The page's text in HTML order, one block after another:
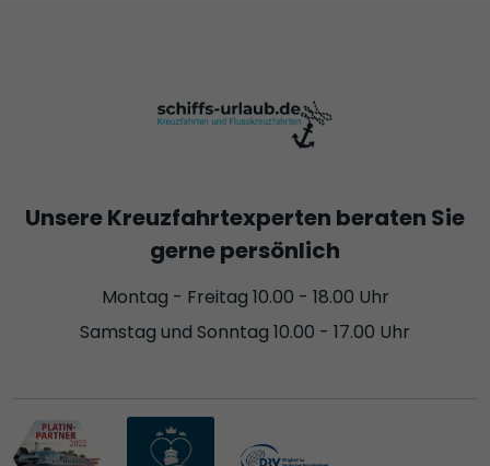
Unsere Kreuzfahrtexperten beraten Sie
gerne persönlich
Montag - Freitag 10.00 - 18.00 Uhr
Samstag und Sonntag 10.00 - 17.00 Uhr